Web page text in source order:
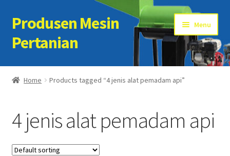
Skip
to
navigation
Skip
to
content
Produsen Mesin
Pertanian
Menu
Home
Cart
Checkout
Home Products tagged “4 jenis alat pemadam api”
4 jenis alat pemadam api